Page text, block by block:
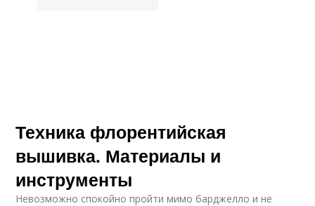
Техника флорентийская
вышивка. Материалы и
инструменты
Невозможно спокойно пройти мимо барджелло и не